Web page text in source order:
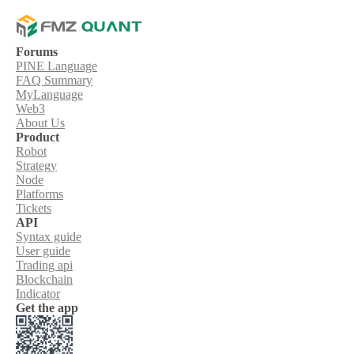
Forums
PINE Language
FAQ Summary
MyLanguage
Web3
About Us
Product
Robot
Strategy
Node
Platforms
Tickets
API
Syntax guide
User guide
Trading api
Blockchain
Indicator
Get the app